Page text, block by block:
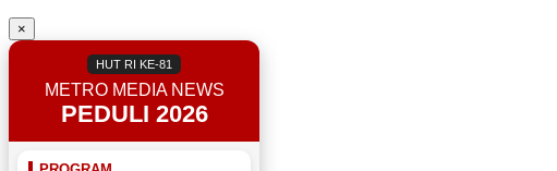
×
HUT RI KE-81
METRO MEDIA NEWS
PEDULI 2026